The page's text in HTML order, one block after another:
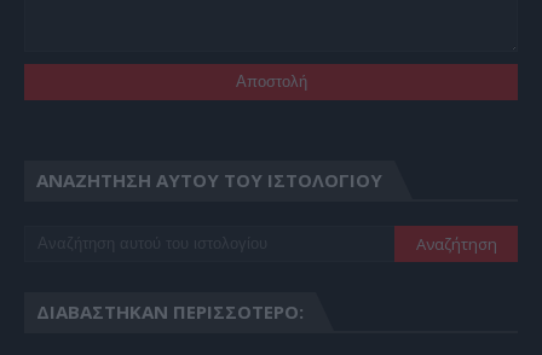
ΑΝΑΖΉΤΗΣΗ ΑΥΤΟΎ ΤΟΥ ΙΣΤΟΛΟΓΊΟΥ
ΔΙΑΒΆΣΤΗΚΑΝ ΠΕΡΙΣΣΌΤΕΡΟ: